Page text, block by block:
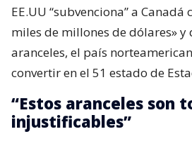
EE.UU “subvenciona” a Canadá
miles de millones de dólares»
aranceles, el país
convertir en el 51 estado de
“Estos aranceles son
injustificables”